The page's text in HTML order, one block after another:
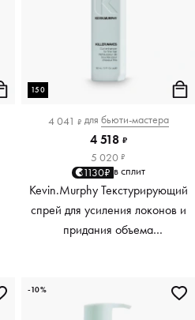
150
4 041 ₽ для бьюти-мастера
4 518 ₽
5 020 ₽
1130₽ в сплит
Kevin.Murphy Текстурирующий
спрей для усиления локонов и
придания объема
-10%